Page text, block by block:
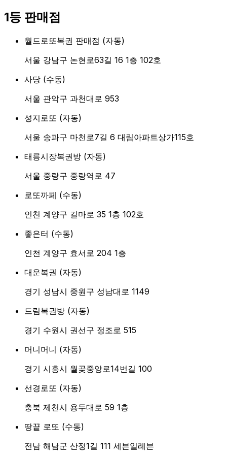
1등 판매점
월드로또복권 판매점 (자동)
서울 강남구 논현로63길 16 1층 102호
사당 (수동)
서울 관악구 과천대로 953
성지로또 (자동)
서울 송파구 마천로7길 6 대림아파트상가115호
태릉시장복권방 (자동)
서울 중랑구 중랑역로 47
로또까페 (수동)
인천 계양구 길마로 35 1층 102호
좋은터 (수동)
인천 계양구 효서로 204 1층
대운복권 (자동)
경기 성남시 중원구 성남대로 1149
드림복권방 (자동)
경기 수원시 권선구 정조로 515
머니머니 (자동)
경기 시흥시 월곶중앙로14번길 100
선경로또 (자동)
충북 제천시 용두대로 59 1층
땅끝 로또 (수동)
전남 해남군 산정1길 111 세븐일레븐